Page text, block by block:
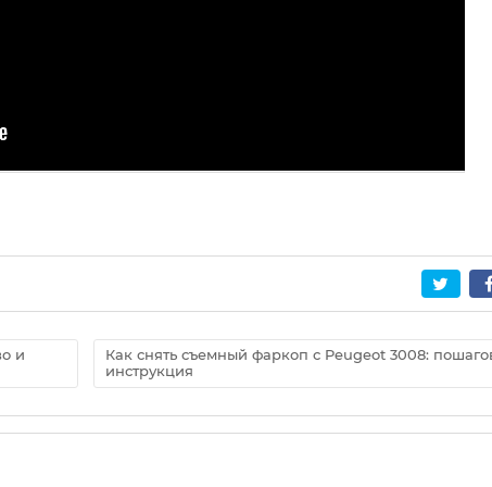
и
Как снять съемный фаркоп с Peugeot 3008:
инструкция